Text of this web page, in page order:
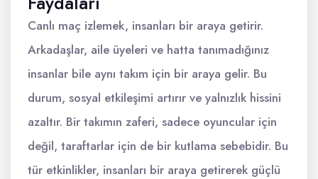
Canlı maç izlemek, insanları bir araya getirir.
Arkadaşlar, aile üyeleri ve hatta tanımadığınız
insanlar bile aynı takım için bir araya gelir. Bu
durum, sosyal etkileşimi artırır ve yalnızlık hissini
azaltır. Bir takımın zaferi, sadece oyuncular için
değil, taraftarlar için de bir kutlama sebebidir. Bu
tür etkinlikler, insanları bir araya getirerek güçlü